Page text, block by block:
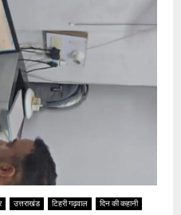
उत्तराखंड टिहरी गढ़वाल दिन की कहानी